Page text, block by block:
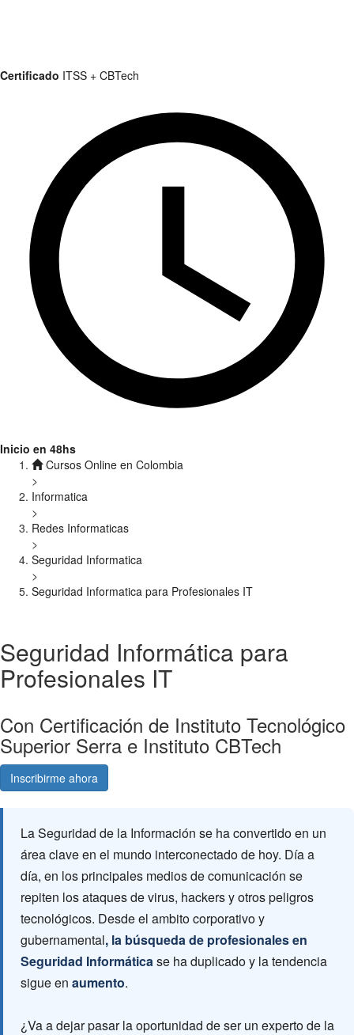
Certificado ITSS + CBTech
Inicio en 48hs
Cursos Online en Colombia
>
Informatica
>
Redes Informaticas
>
Seguridad Informatica
>
Seguridad Informatica para Profesionales IT
Seguridad Informática para
Profesionales IT
Con Certificación de Instituto Tecnológico
Superior Serra e Instituto CBTech
Inscribirme ahora
La Seguridad de la Información se ha convertido en un
área clave en el mundo interconectado de hoy. Día a
día, en los principales medios de comunicación se
repiten los ataques de virus, hackers y otros peligros
tecnológicos. Desde el ambito corporativo y
gubernamental, la búsqueda de profesionales en
Seguridad Informáticase ha duplicado y la tendencia
sigue en aumento.
¿Va a dejar pasar la oportunidad de ser un experto de la